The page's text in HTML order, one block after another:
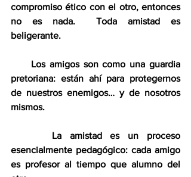
compromiso ético con el otro, entonces
no es nada.  Toda amistad es
beligerante.
Los amigos son como una guardia
pretoriana: están ahí para protegernos
de nuestros enemigos… y de nosotros
mismos.
La amistad es un proceso
esencialmente pedagógico: cada amigo
es profesor al tiempo que alumno del